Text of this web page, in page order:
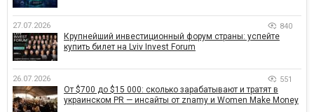
27.07.2026 840
Крупнейший инвестиционный форум страны: успейте
купить билет на Lviv Invest Forum
26.07.2026 551
От $700 до $15 000: сколько зарабатывают и тратят в
украинском PR — инсайты от znamy и Women Make Money